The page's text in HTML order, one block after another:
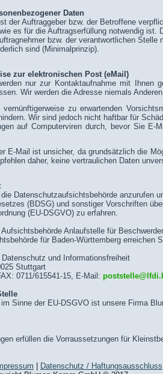
Daten
der Auftraggeber bzw. der Betroffene
es für die Auftragserfüllung notwendig ist.
bzw. der verantwortlichen
sind (Minimalprinzip).
zur elektronischen Post (eMail)
nur zur Kontaktaufnahme mit Ihnen
Wir werden die Adresse niemals
zu erwartenden
Wir sind jedoch nicht haftbar für
auf Computerviren durch, bevor Sie E-
E-Mail ist unsicher, da grundsätzlich die
daher, keine vertraulichen Daten
Datenschutzaufsichtsbehörde anzurufen
(BDSG) und sonstiger Vorschriften
(EU-DSGVO) zu erfahren.
Anlaufstelle für
für Baden-Württemberg erreichen
und Informationsfreiheit
Stuttgart
0711/615541-15, E-Mail:
Sinne der EU-DSGVO ist unsere Firma
erfüllen die Vorraussetzungen für
Datenschutz / Haftungsausschluss